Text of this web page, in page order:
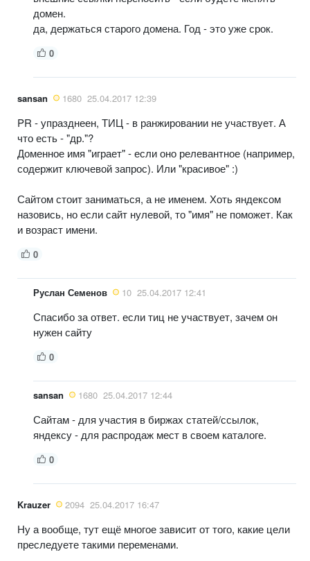
домен.
да, держаться старого домена. Год - это уже срок.
0
sansan 1680 25.04.2017 12:39
PR - упразднеен, ТИЦ - в ранжировании не участвует. А
что есть - "др."?
Доменное имя "играет" - если оно релевантное (например,
содержит ключевой запрос). Или "красивое" :)
Сайтом стоит заниматься, а не именем. Хоть яндексом
назовись, но если сайт нулевой, то "имя" не поможет. Как
и возраст имени.
0
Руслан Семенов 10 25.04.2017 12:41
Спасибо за ответ. если тиц не участвует, зачем он
нужен сайту
0
sansan 1680 25.04.2017 12:44
Сайтам - для участия в биржах статей/ссылок,
яндексу - для распродаж мест в своем каталоге.
0
Krauzer 2094 25.04.2017 16:47
Ну а вообще, тут ещё многое зависит от того, какие цели
преследуете такими переменами.